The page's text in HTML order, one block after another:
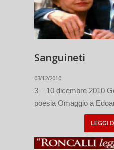
Sanguineti
03/12/2010
3 – 10 dicembre 2010
poesia Omaggio a
LEGGI